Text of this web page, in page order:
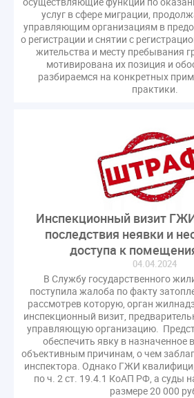
Зарубежный опыт
Исследования
МВД
Минфин НДС
Проект
Рабочая группа
Регулирование Персональные данные
СРО регулирование ГЖИ
выставка ЖКХ
запрос
информационная система ЖКХ
мораторий
оплата услуг
отчетность УК
персональные данные
2035 ВЦИОМ
ГУО
Государственная дума
ЕФИЦ
Законопроект Минстрой
Законопроект Пахомов Кошелев
Законопроект теплоснабжение
Законотворчество
Заседание
Качество
услуг в сфере миграции,
управляющим организациям в
о регистрации и снятии с
жительства и месту пребывания
мотивирована их позиция и
разбираемся на конкретных
практики.
Инспекционный визит
последствия неявки и
доступа к
04.04.2024
В Службу государственного
поступила жалоба по факту
рассмотрев которую, орган
инспекционный визит,
управляющую организацию.
обеспечить явку в назначенное
объективным причинам, о чем
инспектора. Однако ГЖИ
по ч. 2 ст. 19.4.1 КоАП РФ, а суды
размере 20 000